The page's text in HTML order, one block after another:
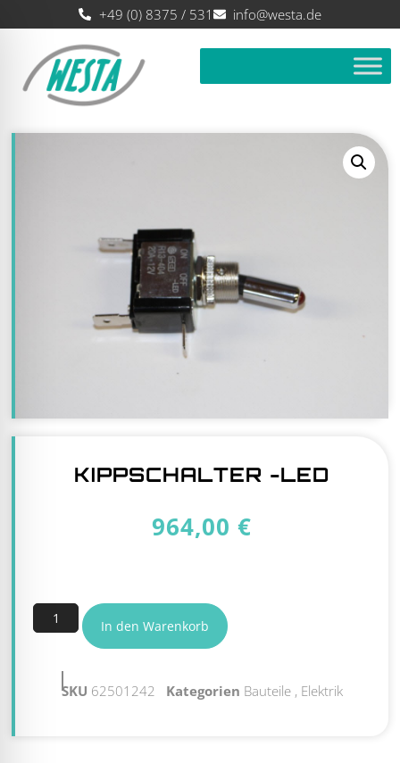
+49 (0) 8375 / 531 info@westa.de
KIPPSCHALTER -LED
964,00 €
In den Warenkorb
SKU 62501242 Kategorien Bauteile , Elektrik